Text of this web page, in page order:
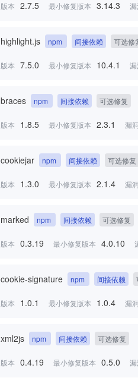
版本 2.7.5 最小修复版本 3.14.3
highlight.js npm 间接依赖 可选修
版本 7.5.0 最小修复版本 10.4.1
braces npm 间接依赖 可选修复
版本 1.8.5 最小修复版本 2.3.1 漏
cookiejar npm 间接依赖 可选修复
版本 1.3.0 最小修复版本 2.1.4 漏
marked npm 间接依赖 可选修复
版本 0.3.19 最小修复版本 4.0.10
cookie-signature npm 间接依赖
版本 1.0.1 最小修复版本 1.0.4 漏
xml2js npm 间接依赖 可选修复
版本 0.4.19 最小修复版本 0.5.0